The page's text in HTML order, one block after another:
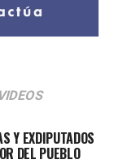
VIDEOS
Y EXDIPUTADOS
DEL PUEBLO